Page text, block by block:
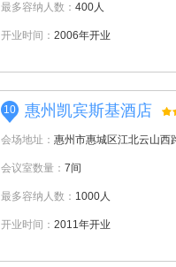
最多容纳人数： 400人
开业时间： 2006年开业
10 惠州凯宾斯基酒店
会场地址： 惠州市惠城区江北云山西
会议室数量： 7间
最多容纳人数： 1000人
开业时间： 2011年开业